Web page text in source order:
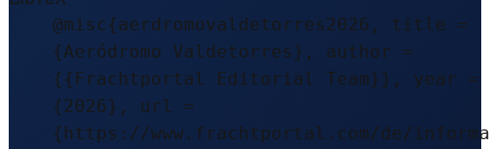
@misc{aerdromovaldetorres2026, title =
{Aeródromo Valdetorres}, author =
{{Frachtportal Editorial Team}}, year =
{2026}, url =
{https://www.frachtportal.com/de/